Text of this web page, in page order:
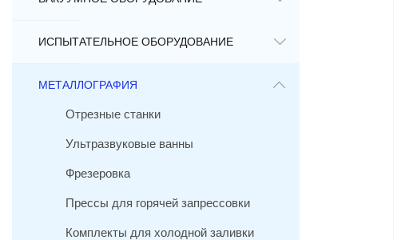
ИСПЫТАТЕЛЬНОЕ ОБОРУДОВАНИЕ
МЕТАЛЛОГРАФИЯ
Отрезные станки
Ультразвуковые ванны
Фрезеровка
Прессы для горячей запрессовки
Комплекты для холодной заливки